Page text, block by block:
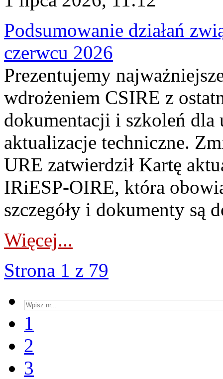
Podsumowanie działań
czerwcu 2026
Prezentujemy
wdrożeniem CSIRE z
dokumentacji i szkoleń
aktualizacje techniczne.
URE zatwierdził Kartę
IRiESP‑OIRE, która
szczegóły i dokumenty są
Więcej...
Strona 1 z 79
1
2
3